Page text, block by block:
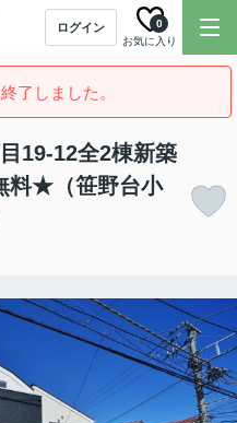
ログイン
お気に入り
0
了しました。
19-12全2棟新築
料★（笹野台小